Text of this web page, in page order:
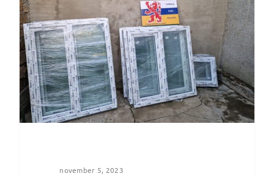
november 5, 2023